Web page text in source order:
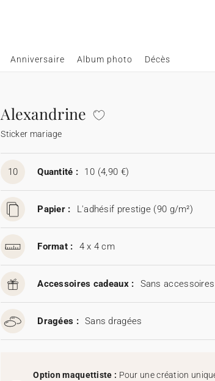
Anniversaire Album photo Décès
Alexandrine
Sticker mariage
10 Quantité : 10 (4,90 €)
Papier : L'adhésif prestige (90 g/m²)
Format : 4 x 4 cm
Accessoires cadeaux : Sans
Dragées : Sans dragées
Option maquettiste : Pour une création